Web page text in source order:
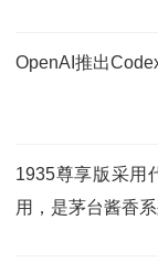
OpenAI推出
1935尊享版采用
用，是茅台酱香